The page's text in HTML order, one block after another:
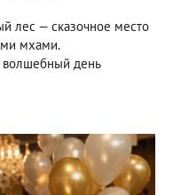
лес — сказочное место
мхами.
волшебный день